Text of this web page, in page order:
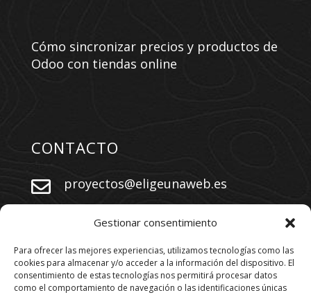
Gestionar consentimiento
Para ofrecer las mejores experiencias, utilizamos tecnologías como las
cookies para almacenar y/o acceder a la información del dispositivo. El
consentimiento de estas tecnologías nos permitirá procesar datos
como el comportamiento de navegación o las identificaciones únicas
Cómo sincronizar precios y productos de
Odoo con tiendas online
CONTACTO
 proyectos@eligeunaweb.es
+34 609 730 569
SÍGUENOS